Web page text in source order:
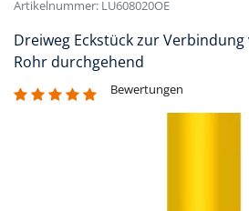
Artikelnummer: LU608020OE
Dreiweg Eckstück zur
Rohr durchgehend
Bewertungen